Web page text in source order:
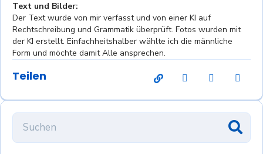
Text und Bilder:
Der Text wurde von mir verfasst und von einer KI auf
Rechtschreibung und Grammatik überprüft. Fotos wurden mit
der KI erstellt. Einfachheitshalber wählte ich die männliche
Form und möchte damit Alle ansprechen.
Teilen